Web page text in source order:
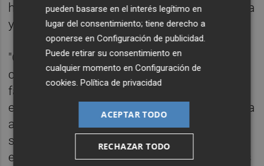
hecho hasta ahora, que es tirar balones fuera
y no asumir su responsabilidad".
"Gestionar es muy complicado, es muy
complejo. Nadie había dicho que eso era
fácil, requiere mucha dedicación, mucha
entrega, estar encima de todos los temas día
a día, las 24 horas los siete días de la
semana... y lo que se está demostrando y se
está evidenciando por estos primeros pasos
pueden basarse en el interés legítimo en
lugar del consentimiento; tiene derecho a
oponerse enConfiguración de publicidad
Puede retirar su consentimiento en
cualquier momento enConfiguración de
cookies .Política de privacidad
ACEPTAR TODO
RECHAZAR TODO